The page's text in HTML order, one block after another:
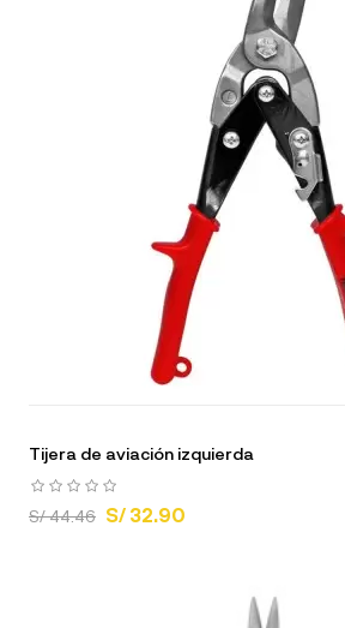
Tijera de aviación izquierda
S/ 44.46 S/ 32.90